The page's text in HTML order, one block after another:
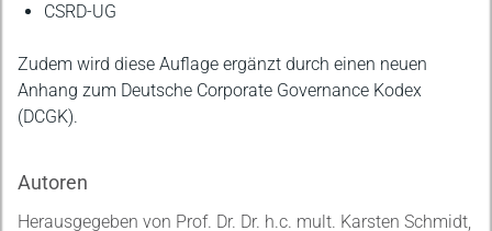
CSRD-UG
Zudem wird diese Auflage ergänzt durch einen neuen
Anhang zum Deutsche Corporate Governance Kodex
(DCGK).
Autoren
Herausgegeben von Prof. Dr. Dr. h.c. mult. Karsten Schmidt,